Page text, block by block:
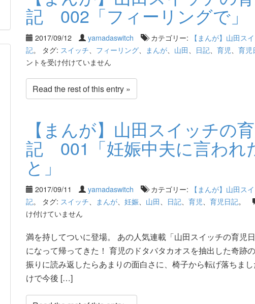
記 002「フィーリングで」
2017/09/12 yamadaswitch カテゴリー:
【まんが】山田ス
記。 タグ: スイッチ フィーリング、 まんが、 山田 日記、 育児 育児
ントを受け付けていません
Read the rest of this entry »
【まんが】山田スイッチの
記 001「妊娠中夫に言われ
と」
2017/09/11 yamadaswitch カテゴリー:
【まんが】山田ス
記。 タグ: スイッチ まんが、 妊娠、 山田 日記、 育児 育児日記。
け付けていません
満を持してついに登場。 あの人気連載「山田スイッチの育児
になって帰ってきた！ 育児のドタバタカオスを抽出した奇跡
振りに読み返したらあまりの面白さに、椅子から転げ落ちま
けで今後 […]